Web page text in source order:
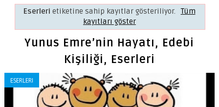
Eserleri etiketine sahip kayıtlar gösteriliyor.
Tüm
kayıtları göster
Yunus Emre’nin Hayatı, Edebi
Kişiliği, Eserleri
ESERLERI